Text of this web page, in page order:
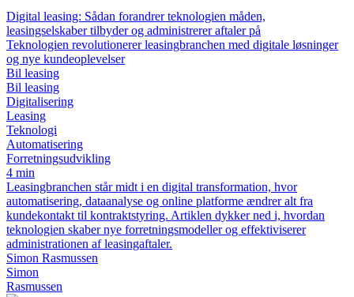
Digital leasing: Sådan forandrer teknologien måden,
leasingselskaber tilbyder og administrerer aftaler på
Teknologien revolutionerer leasingbranchen med digitale løsninger
og nye kundeoplevelser
Bil leasing
Bil leasing
Digitalisering
Leasing
Teknologi
Automatisering
Forretningsudvikling
4 min
Leasingbranchen står midt i en digital transformation, hvor
automatisering, dataanalyse og online platforme ændrer alt fra
kundekontakt til kontraktstyring. Artiklen dykker ned i, hvordan
teknologien skaber nye forretningsmodeller og effektiviserer
administrationen af leasingaftaler.
Simon Rasmussen
Simon
Rasmussen